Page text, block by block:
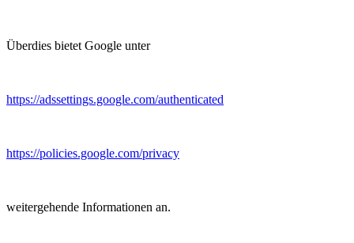
Überdies bietet Google unter
https://adssettings.google.com/authenticated
https://policies.google.com/privacy
weitergehende Informationen an.